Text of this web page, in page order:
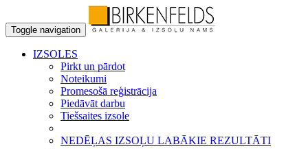
Toggle navigation
IZSOLES
Pirkt un pārdot
Noteikumi
Promesošā reģistrācija
Piedāvāt darbu
Tiešsaites izsole
NEDĒĻAS IZSOĻU LABĀKIE REZULTĀTI